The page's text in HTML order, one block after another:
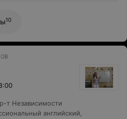
городе. Не знаю как
очень интересно, в общем
и преподавателям и
10
т Независимости
английский,